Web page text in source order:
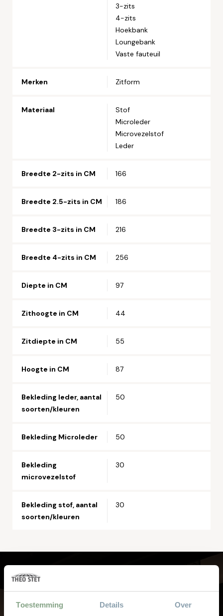
Toestemming Details Over
Woonplaats*
Let op: zorg dat alle velden met een * zijn ingevuld.
3-zits
4-zits
Hoekbank
Loungebank
Vaste fauteuil
Merken Zitform
Materiaal
Stof
Microleder
Microvezelstof
Leder
Breedte 2-zits in CM 166
Breedte 2.5-zits in CM 186
Breedte 3-zits in CM 216
Breedte 4-zits in CM 256
Diepte in CM 97
Zithoogte in CM 44
Zitdiepte in CM 55
Hoogte in CM 87
Bekleding leder, aantal
soorten/kleuren
50
Bekleding Microleder 50
Bekleding
microvezelstof
30
Bekleding stof, aantal
soorten/kleuren
30
Laat je professioneel adviseren
bij Theo Stet